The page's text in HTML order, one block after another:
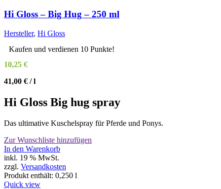
Hi Gloss – Big Hug – 250 ml
Hersteller, Hi Gloss
Kaufen und verdienen 10 Punkte!
10,25 €
41,00 € /l
Hi Gloss Big hug spray
Das ultimative Kuschelspray für Pferde und Ponys.
Zur Wunschliste hinzufügen
In den Warenkorb
inkl. 19 % MwSt.
zzgl. Versandkosten
Produkt enthält: 0,250 l
Quick view